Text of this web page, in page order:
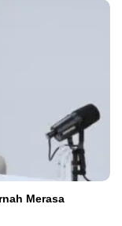
Merasa